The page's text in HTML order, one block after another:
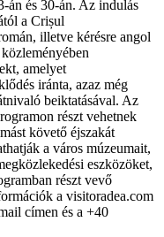
án és 30-án. Az indulás
a Crișul
illetve kérésre angol
amelyet
iránta, azaz még
beiktatásával. Az
részt vehetnek
követő éjszakát
a város múzeumait,
eszközöket,
részt vevő
a visitoradea.com
címen és a +40